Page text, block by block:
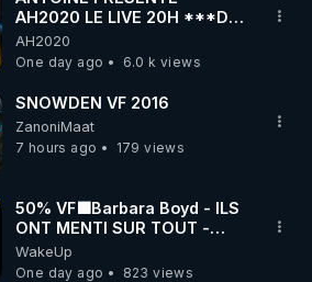
AH2020 LE LIVE 20H ***DU
06/08/2026***
AH2020
One day ago
6.0 k views
SNOWDEN VF 2016
ZanoniMaat
7 hours ago
179 views
50% VF🟩Barbara Boyd - ILS
ONT MENTI SUR TOUT -
Jocelyne Traduction
WakeUp
One day ago
823 views